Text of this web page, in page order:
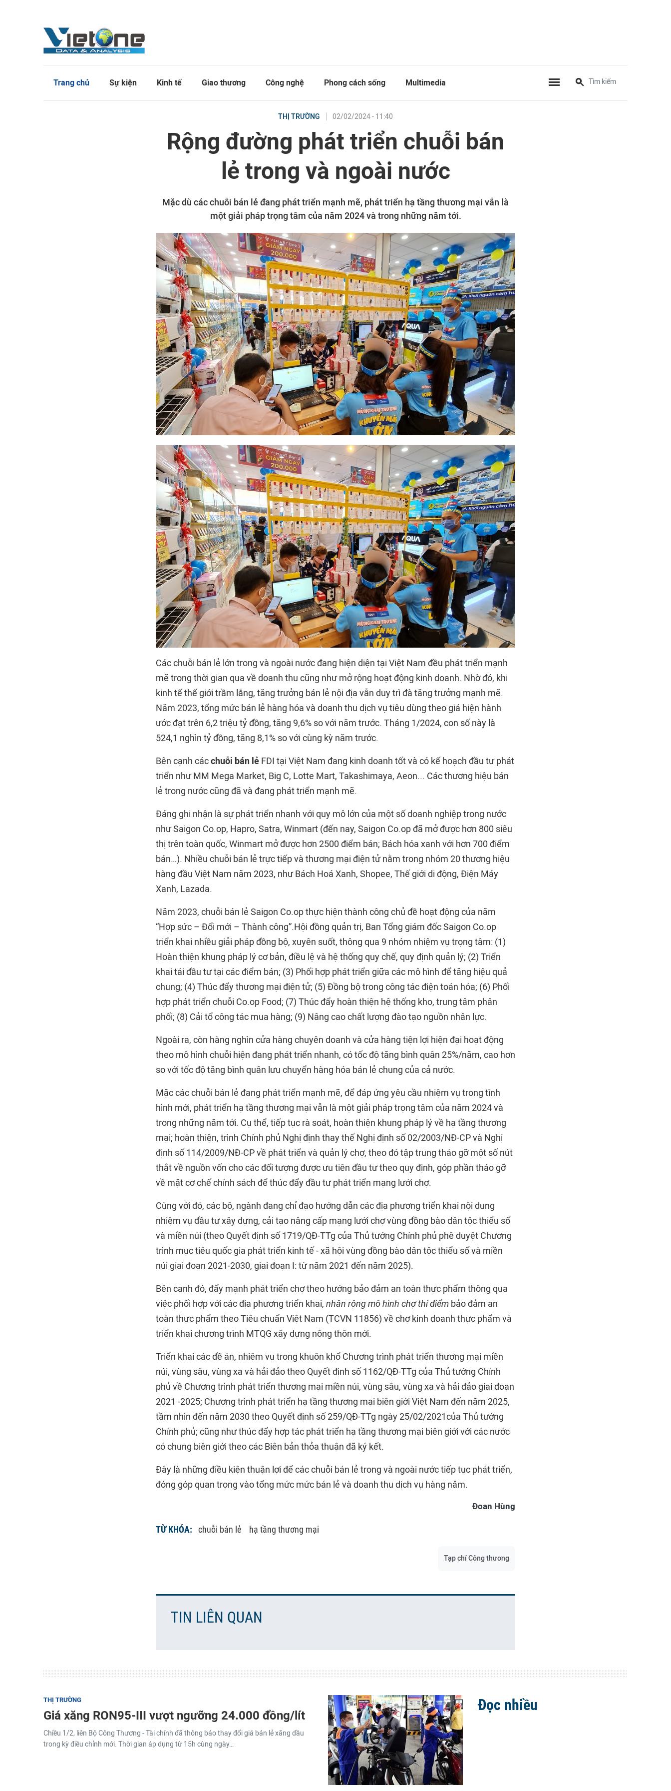
Trang chủ Sự kiện Kinh tế Giao thương Công nghệ Phong cách sống Multimedia
THỊ TRƯỜNG 02/02/2024 - 11:40
Rộng đường phát triển chuỗi bán
lẻ trong và ngoài nước
Mặc dù các chuỗi bán lẻ đang phát triển mạnh mẽ, phát triển hạ tầng thương mại vẫn là
một giải pháp trọng tâm của năm 2024 và trong những năm tới.
Các chuỗi bán lẻ lớn trong và ngoài nước đang hiện diện tại Việt Nam đều phát triển mạnh
mẽ trong thời gian qua về doanh thu cũng như mở rộng hoạt động kinh doanh. Nhờ đó, khi
kinh tế thế giới trầm lắng, tăng trưởng bán lẻ nội địa vẫn duy trì đà tăng trưởng mạnh mẽ.
Năm 2023, tổng mức bán lẻ hàng hóa và doanh thu dịch vụ tiêu dùng theo giá hiện hành
ước đạt trên 6,2 triệu tỷ đồng, tăng 9,6% so với năm trước. Tháng 1/2024, con số này là
524,1 nghìn tỷ đồng, tăng 8,1% so với cùng kỳ năm trước.
Bên cạnh cácchuỗi bán lẻ FDI tại Việt Nam đang kinh doanh tốt và có kế hoạch đầu tư phát
triển như MM Mega Market, Big C, Lotte Mart, Takashimaya, Aeon... Các thương hiệu bán
lẻ trong nước cũng đã và đang phát triển mạnh mẽ.
Đáng ghi nhận là sự phát triển nhanh với quy mô lớn của một số doanh nghiệp trong nước
như Saigon Co.op, Hapro, Satra, Winmart (đến nay, Saigon Co.op đã mở được hơn 800 siêu
thị trên toàn quốc, Winmart mở được hơn 2500 điểm bán; Bách hóa xanh với hơn 700 điểm
bán…). Nhiều chuỗi bán lẻ trực tiếp và thương mại điện tử nằm trong nhóm 20 thương hiệu
hàng đầu Việt Nam năm 2023, như Bách Hoá Xanh, Shopee, Thế giới di động, Điện Máy
Xanh, Lazada.
Năm 2023, chuỗi bán lẻ Saigon Co.op thực hiện thành công chủ đề hoạt động của năm
“Hợp sức – Đổi mới – Thành công”.Hội đồng quản trị, Ban Tổng giám đốc Saigon Co.op
triển khai nhiều giải pháp đồng bộ, xuyên suốt, thông qua 9 nhóm nhiệm vụ trọng tâm: (1)
Hoàn thiện khung pháp lý cơ bản, điều lệ và hệ thống quy chế, quy định quản lý; (2) Triển
khai tái đầu tư tại các điểm bán; (3) Phối hợp phát triển giữa các mô hình để tăng hiệu quả
chung; (4) Thúc đẩy thương mại điện tử; (5) Đồng bộ trong công tác điện toán hóa; (6) Phối
hợp phát triển chuỗi Co.op Food; (7) Thúc đẩy hoàn thiện hệ thống kho, trung tâm phân
phối; (8) Cải tổ công tác mua hàng; (9) Nâng cao chất lượng đào tạo nguồn nhân lực.
Ngoài ra, còn hàng nghìn cửa hàng chuyên doanh và cửa hàng tiện lợi hiện đại hoạt động
theo mô hình chuỗi hiện đang phát triển nhanh, có tốc độ tăng bình quân 25%/năm, cao hơn
so với tốc độ tăng bình quân lưu chuyển hàng hóa bán lẻ chung của cả nước.
Mặc các chuỗi bán lẻ đang phát triển mạnh mẽ, để đáp ứng yêu cầu nhiệm vụ trong tình
hình mới, phát triển hạ tầng thương mại vẫn là một giải pháp trọng tâm của năm 2024 và
trong những năm tới. Cụ thể, tiếp tục rà soát, hoàn thiện khung pháp lý về hạ tầng thương
mại; hoàn thiện, trình Chính phủ Nghị định thay thế Nghị định số 02/2003/NĐ-CP và Nghị
định số 114/2009/NĐ-CP về phát triển và quản lý chợ, theo đó tập trung tháo gỡ một số nút
thắt về nguồn vốn cho các đối tượng được ưu tiên đầu tư theo quy định, góp phần tháo gỡ
về mặt cơ chế chính sách để thúc đẩy đầu tư phát triển mạng lưới chợ.
Cùng với đó, các bộ, ngành đang chỉ đạo hướng dẫn các địa phương triển khai nội dung
nhiệm vụ đầu tư xây dựng, cải tạo nâng cấp mạng lưới chợ vùng đồng bào dân tộc thiểu số
và miền núi (theo Quyết định số 1719/QĐ-TTg của Thủ tướng Chính phủ phê duyệt Chương
trình mục tiêu quốc gia phát triển kinh tế - xã hội vùng đồng bào dân tộc thiểu số và miền
núi giai đoạn 2021-2030, giai đoạn I: từ năm 2021 đến năm 2025).
Bên cạnh đó, đẩy mạnh phát triển chợ theo hướng bảo đảm an toàn thực phẩm thông qua
việc phối hợp với các địa phương triển khai, nhân rộng mô hình chợ thí điểm bảo đảm an
toàn thực phẩm theo Tiêu chuẩn Việt Nam (TCVN 11856) về chợ kinh doanh thực phẩm và
triển khai chương trình MTQG xây dựng nông thôn mới.
Triển khai các đề án, nhiệm vụ trong khuôn khổ Chương trình phát triển thương mại miền
núi, vùng sâu, vùng xa và hải đảo theo Quyết định số 1162/QĐ-TTg của Thủ tướng Chính
phủ về Chương trình phát triển thương mại miền núi, vùng sâu, vùng xa và hải đảo giai đoạn
2021 -2025; Chương trình phát triển hạ tầng thương mại biên giới Việt Nam đến năm 2025,
tầm nhìn đến năm 2030 theo Quyết định số 259/QĐ-TTg ngày 25/02/2021của Thủ tướng
Chính phủ; cũng như thúc đẩy hợp tác phát triển hạ tầng thương mại biên giới với các nước
có chung biên giới theo các Biên bản thỏa thuận đã ký kết.
Đây là những điều kiện thuận lợi để các chuỗi bán lẻ trong và ngoài nước tiếp tục phát triển,
đóng góp quan trọng vào tổng mức mức bán lẻ và doanh thu dịch vụ hàng năm.
Đoan Hùng
TỪ KHÓA: chuỗi bán lẻ hạ tầng thương mại
Tạp chí Công thương
TIN LIÊN QUAN
THỊ TRƯỜNG
Giá xăng RON95-III vượt ngưỡng 24.000 đồng/lít
Chiều 1/2, liên Bộ Công Thương - Tài chính đã thông báo thay đổi giá bán lẻ xăng dầu
trong kỳ điều chỉnh mới. Thời gian áp dụng từ 15h cùng ngày…
Đọc nhiều